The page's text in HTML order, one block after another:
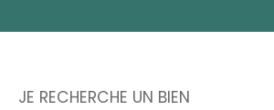
JE RECHERCHE UN BIEN